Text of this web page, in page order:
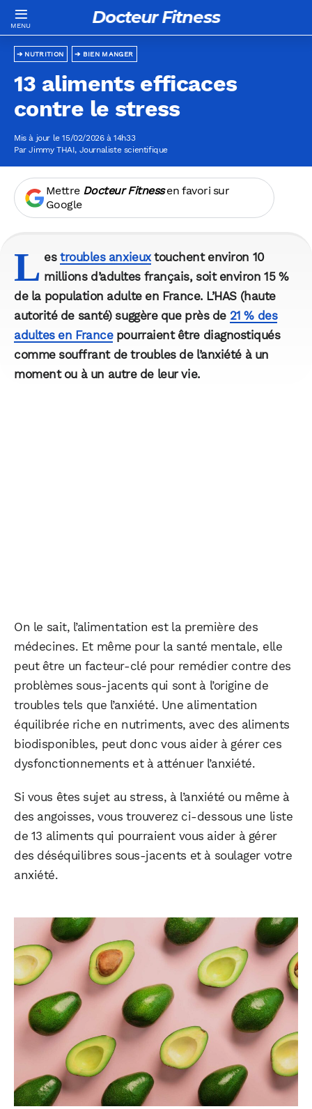
Docteur Fitness
BIEN MANGER
NUTRITION
13 aliments efficaces
contre le stress
Mis à jour le 15/02/2026 à 14h33
ParJimmy THAI, Journaliste scientifique
Mettre Docteur Fitnessen favori sur
Google
L estroubles anxieuxtouchent environ 10
millions d’adultes français, soit environ 15 %
de la population adulte en France. L’HAS (haute
autorité de santé) suggère que près de 21 % des
adultes en Francepourraient être diagnostiqués
comme souffrant de troubles de l’anxiété à un
moment ou à un autre de leur vie.
On le sait, l’alimentation est la première des
médecines. Et même pour la santé mentale, elle
peut être un facteur-clé pour remédier contre des
problèmes sous-jacents qui sont à l’origine de
troubles tels que l’anxiété. Une alimentation
équilibrée riche en nutriments, avec des aliments
biodisponibles, peut donc vous aider à gérer ces
dysfonctionnements et à atténuer l’anxiété.
Si vous êtes sujet au stress, à l’anxiété ou même à
des angoisses, vous trouverez ci-dessous une liste
de 13 aliments qui pourraient vous aider à gérer
des déséquilibres sous-jacents et à soulager votre
anxiété.